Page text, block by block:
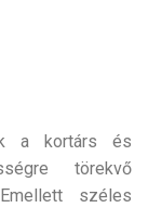
a kortárs és
törekvő
széles